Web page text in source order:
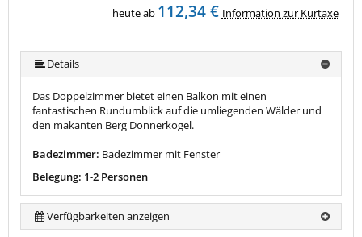
heute ab 112,34 € Information zur Kurtaxe
Details
Das Doppelzimmer bietet einen Balkon mit einen
fantastischen Rundumblick auf die umliegenden Wälder und
den makanten Berg Donnerkogel.
Badezimmer: Badezimmer mit Fenster
Belegung: 1-2 Personen
Verfügbarkeiten anzeigen